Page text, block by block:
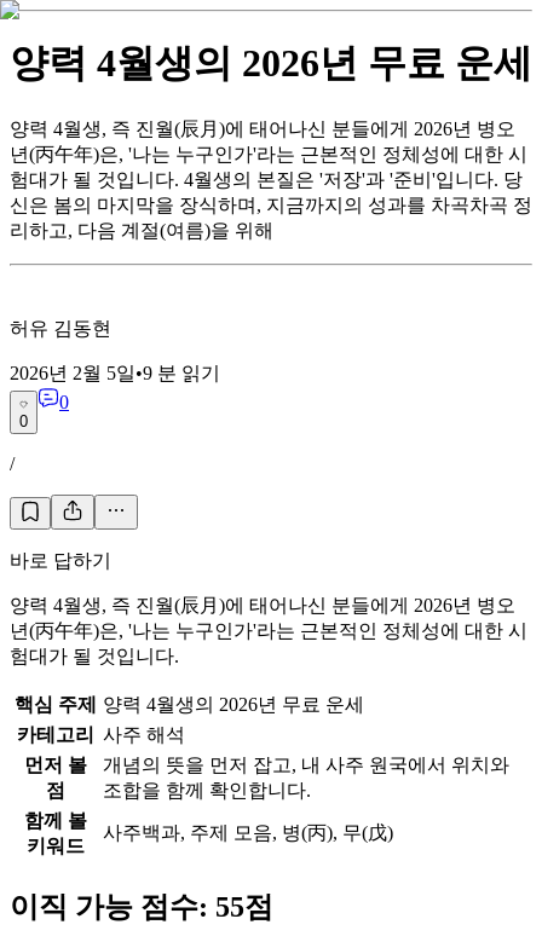
양력 4월생의 2026년 무료 운세
양력 4월생, 즉 진월(辰月)에 태어나신 분들에게 2026년 병오
년(丙午年)은, '나는 누구인가'라는 근본적인 정체성에 대한 시
험대가 될 것입니다. 4월생의 본질은 '저장'과 '준비'입니다. 당
신은 봄의 마지막을 장식하며, 지금까지의 성과를 차곡차곡 정
리하고, 다음 계절(여름)을 위해
허유 김동현
2026년 2월 5일•9 분 읽기
0
0
/
바로 답하기
양력 4월생, 즉 진월(辰月)에 태어나신 분들에게 2026년 병오
년(丙午年)은, '나는 누구인가'라는 근본적인 정체성에 대한 시
험대가 될 것입니다.
핵심 주제
양력 4월생의 2026년 무료 운세
카테고리
사주 해석
먼저 볼
점
개념의 뜻을 먼저 잡고, 내 사주 원국에서 위치와
조합을 함께 확인합니다.
함께 볼
키워드
사주백과, 주제 모음, 병(丙), 무(戊)
이직 가능 점수: 55점